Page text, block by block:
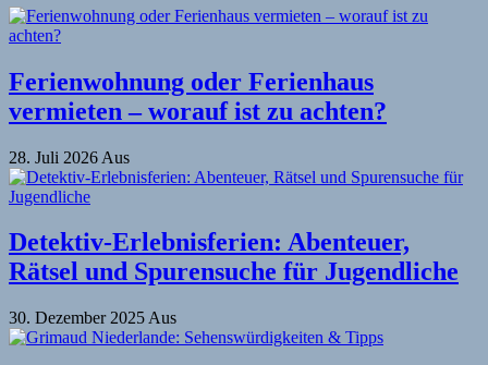
Ferienwohnung oder Ferienhaus
vermieten – worauf ist zu achten?
28. Juli 2026 Aus
Detektiv-Erlebnisferien: Abenteuer,
Rätsel und Spurensuche für Jugendliche
30. Dezember 2025 Aus